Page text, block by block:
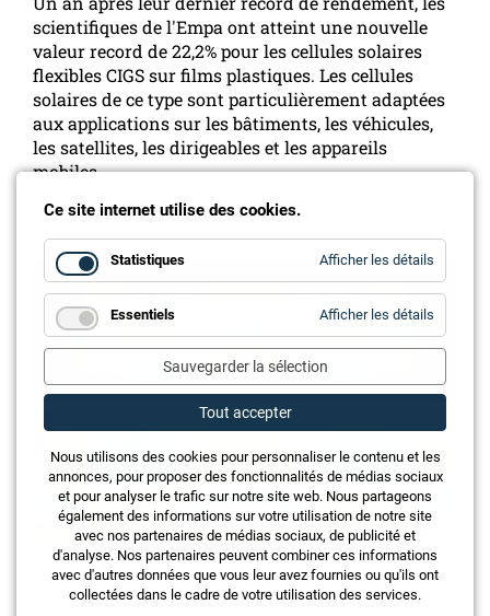
scientifiques de l'Empa ont atteint une nouvelle
valeur record de 22,2% pour les cellules solaires
flexibles CIGS sur films plastiques. Les cellules
solaires de ce type sont particulièrement adaptées
aux applications sur les bâtiments, les véhicules,
les satellites, les dirigeables et les appareils
mobiles.
Les trous noirs comme pièges à bruit
Ce site internet utilise des cookies.
Statistiques Afficher les détails
Essentiels Afficher les détails
Sauvegarder la sélection
Tout accepter
Nous utilisons des cookies pour personnaliser le contenu et les
annonces, pour proposer des fonctionnalités de médias sociaux
et pour analyser le trafic sur notre site web. Nous partageons
également des informations sur votre utilisation de notre site
avec nos partenaires de médias sociaux, de publicité et
d'analyse. Nos partenaires peuvent combiner ces informations
avec d'autres données que vous leur avez fournies ou qu'ils ont
collectées dans le cadre de votre utilisation des services.